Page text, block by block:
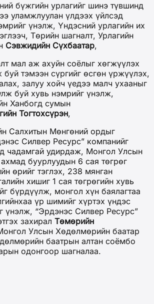
бүжгийн урлагийг шинэ түвшинд
уламжлуулан үлдээх үйлсэд
үнэлж, Үндэсний урлагийн их
Төрийн шагналт, Урлагийн
Сэвжидийн Сүхбаатар,
мал аж ахуйн соёлыг хөгжүүлэх
тэмээн сүргийг өсгөн үржүүлэх,
залуу хойч үедээ малч ухааныг
буй хувь нэмрийг үнэлж,
Ханбогд сумын
Тогтохсүрэн,
Салхитын Мөнгөний ордыг
Силвер Ресурс” компанийг
чадамгай удирдаж, Монгол Улсын
буурлуудын 6 сая төгрөг
өрийг тэглэх, 238 мянган
хишиг 1 сая төгрөгийн хувь
бүрдүүлж, монгол хүн баялагтаа
үр шимийг хүртэх үндэс
үнэлж, “Эрдэнэс Силвер Ресурс”
захирал Төмөрийн
Улсын Хөдөлмөрийн баатар
баатрын алтан соёмбо
одонгоор шагналаа.